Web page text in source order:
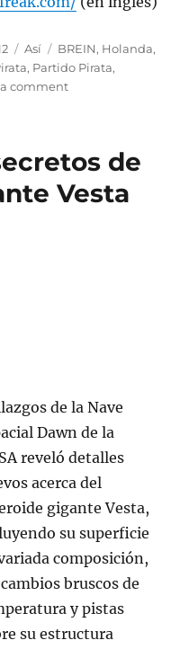
Categories
Así Tags
BREIN, Holanda,
, Partido Pirata,
commenton
piratería
a
de
Vesta
de la Nave
Dawn de la
reveló detalles
acerca del
gigante Vesta,
su superficie
composición,
bruscos de
y pistas
su estructura